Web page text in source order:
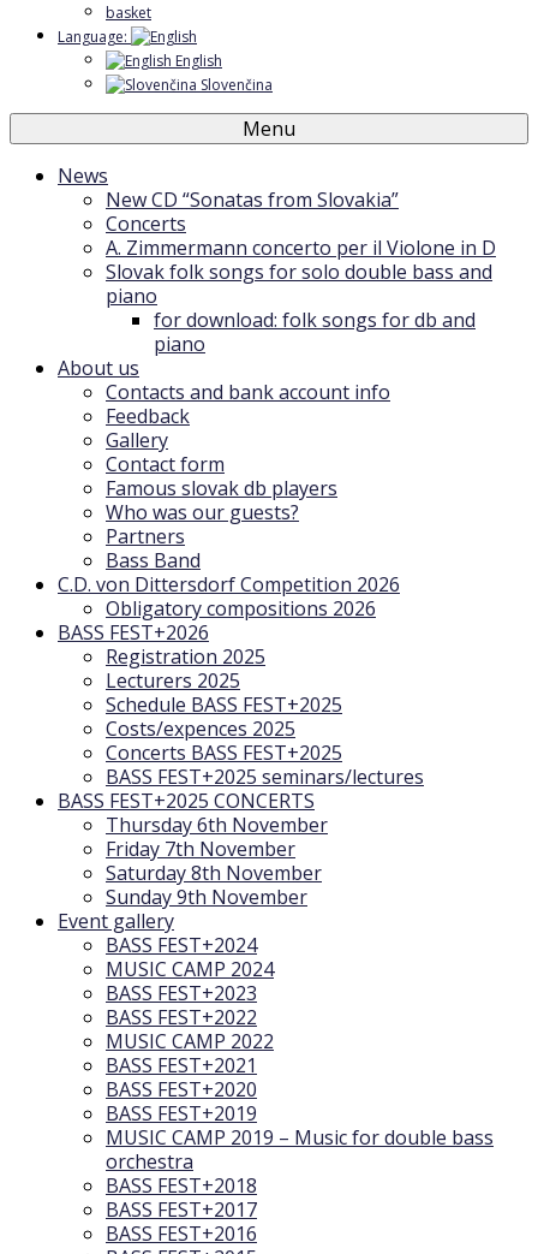
basket
Language:
English
Slovenčina
Menu
News
New CD “Sonatas from Slovakia”
Concerts
A. Zimmermann concerto per il Violone in D
Slovak folk songs for solo double bass and
piano
for download: folk songs for db and
piano
About us
Contacts and bank account info
Feedback
Gallery
Contact form
Famous slovak db players
Who was our guests?
Partners
Bass Band
C.D. von Dittersdorf Competition 2026
Obligatory compositions 2026
BASS FEST+2026
Registration 2025
Lecturers 2025
Schedule BASS FEST+2025
Costs/expences 2025
Concerts BASS FEST+2025
BASS FEST+2025 seminars/lectures
BASS FEST+2025 CONCERTS
Thursday 6th November
Friday 7th November
Saturday 8th November
Sunday 9th November
Event gallery
BASS FEST+2024
MUSIC CAMP 2024
BASS FEST+2023
BASS FEST+2022
MUSIC CAMP 2022
BASS FEST+2021
BASS FEST+2020
BASS FEST+2019
MUSIC CAMP 2019 – Music for double bass
orchestra
BASS FEST+2018
BASS FEST+2017
BASS FEST+2016